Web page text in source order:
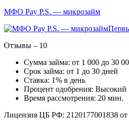
МФО Pay P.S. — микрозайм
Отзывы – 10
Сумма займа: от 1 000 до 30
Срок займа: от 1 до 30 дней
Ставка: 1% в день
Процент одобрения: Высокий
Время рассмотрения: 20 мин.
Лицензия ЦБ РФ: 2120177001838 от